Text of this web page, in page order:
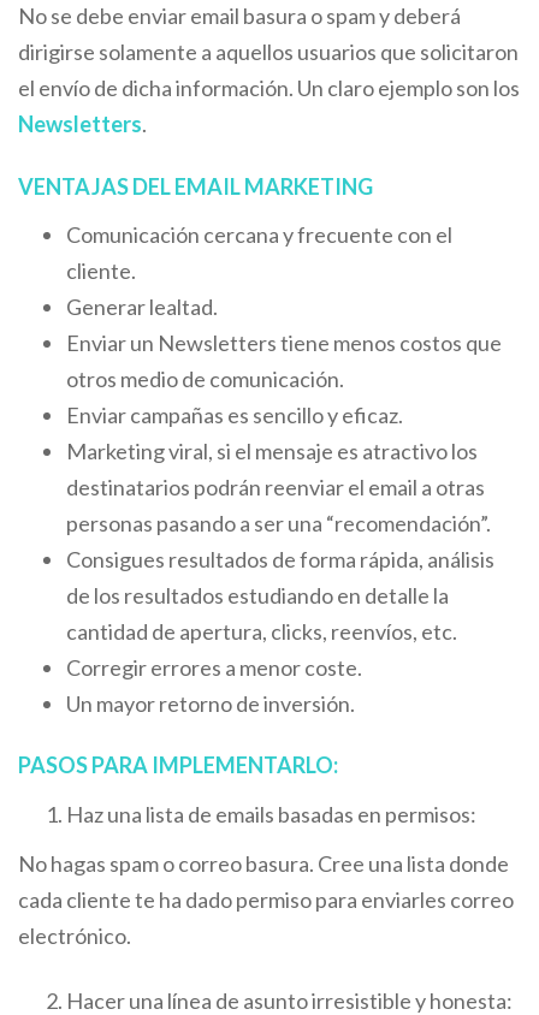
No se debe enviar email basura o spam y deberá
dirigirse solamente a aquellos usuarios que solicitaron
el envío de dicha información. Un claro ejemplo son los
Newsletters.
VENTAJAS DEL EMAIL MARKETING
Comunicación cercana y frecuente con el
cliente.
Generar lealtad.
Enviar un Newsletters tiene menos costos que
otros medio de comunicación.
Enviar campañas es sencillo y eficaz.
Marketing viral, si el mensaje es atractivo los
destinatarios podrán reenviar el email a otras
personas pasando a ser una “recomendación”.
Consigues resultados de forma rápida, análisis
de los resultados estudiando en detalle la
cantidad de apertura, clicks, reenvíos, etc.
Corregir errores a menor coste.
Un mayor retorno de inversión.
PASOS PARA IMPLEMENTARLO:
Haz una lista de emails basadas en permisos:
No hagas spam o correo basura. Cree una lista donde
cada cliente te ha dado permiso para enviarles correo
electrónico.
Hacer una línea de asunto irresistible y honesta: